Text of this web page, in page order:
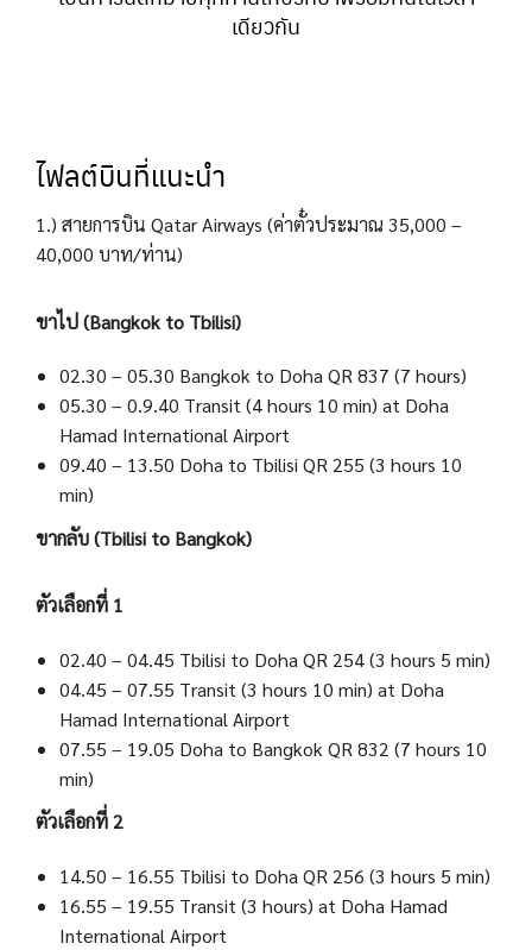
เดียวกัน
ไฟลต์บินที่แนะนำ
1.) สายการบิน Qatar Airways (ค่าตั๋วประมาณ 35,000 –
40,000 บาท/ท่าน)
ขาไป (Bangkok to Tbilisi)
02.30 – 05.30 Bangkok to Doha QR 837 (7 hours)
05.30 – 0.9.40 Transit (4 hours 10 min) at Doha
Hamad International Airport
09.40 – 13.50 Doha to Tbilisi QR 255 (3 hours 10
min)
ขากลับ (Tbilisi to Bangkok)
ตัวเลือกที่ 1
02.40 – 04.45 Tbilisi to Doha QR 254 (3 hours 5 min)
04.45 – 07.55 Transit (3 hours 10 min) at Doha
Hamad International Airport
07.55 – 19.05 Doha to Bangkok QR 832 (7 hours 10
min)
ตัวเลือกที่ 2
14.50 – 16.55 Tbilisi to Doha QR 256 (3 hours 5 min)
16.55 – 19.55 Transit (3 hours) at Doha Hamad
International Airport